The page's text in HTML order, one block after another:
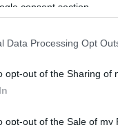
consent section.
Data Processing Opt
opt-out of the Sharing of
opt-out of the Sale of my
miután 9,92%-kal
pályát, miután
árfolyam
nagy az eladási